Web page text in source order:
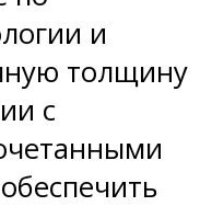
и
толщину
с